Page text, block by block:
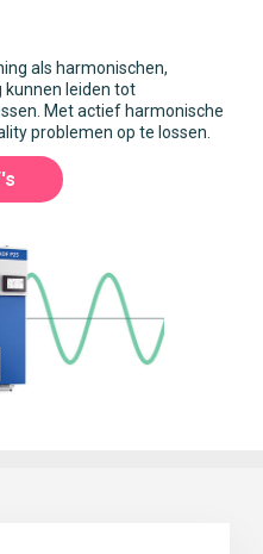
als harmonischen,
kunnen leiden tot
Met actief harmonische
problemen op te lossen.